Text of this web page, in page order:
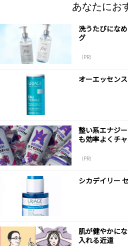
あなたにお
洗うたびにな
グ
（PR）
オーエッセン
整い系エナジ
も効率よくチャ
（PR）
シカデイリー
肌が健やかに
入れる近道